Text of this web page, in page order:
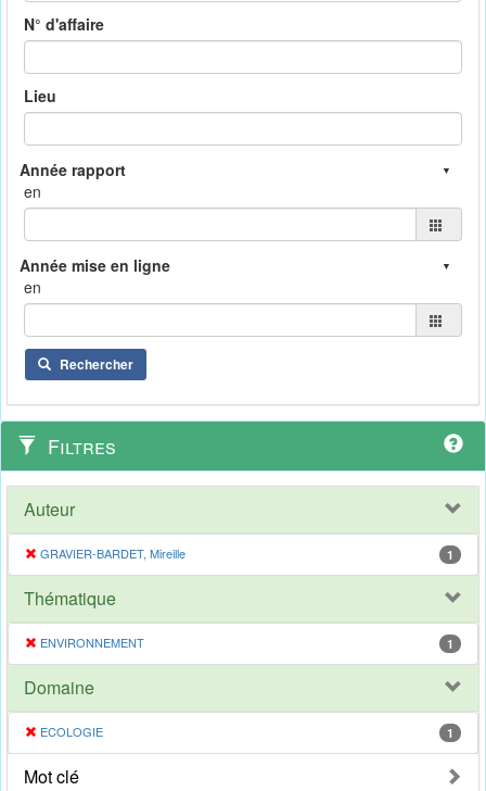
N° d'affaire
Lieu
en
en
Rechercher
Filtres
Auteur
GRAVIER-BARDET, Mireille 1
Thématique
ENVIRONNEMENT 1
Domaine
ECOLOGIE 1
Mot clé